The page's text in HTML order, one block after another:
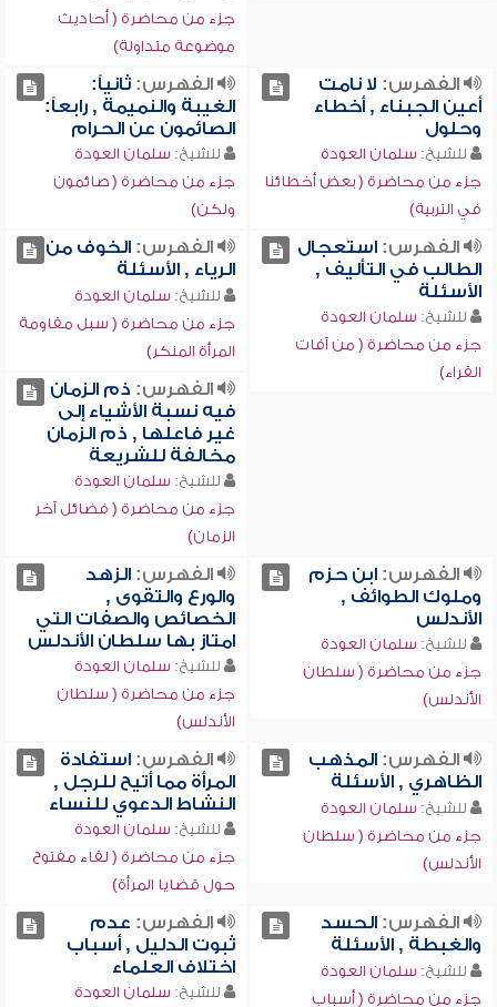
جزء من محاضرة ( أحاديث
موضوعة متداولة)
الفهرس: لا نامت
أعين الجبناء , أخطاء
وحلول
للشيخ: سلمان العودة
جزء من محاضرة ( بعض أخطائنا
في التربية)
الفهرس:ثانياً:
الغيبة والنميمة , رابعاً:
الصائمون عن الحرام
للشيخ: سلمان العودة
جزء من محاضرة ( صائمون
ولكن)
الفهرس:استعجال
الطالب في التأليف ,
الأسئلة
للشيخ: سلمان العودة
جزء من محاضرة ( من آفات
القراء)
الفهرس:الخوف من
الرياء , الأسئلة
للشيخ: سلمان العودة
جزء من محاضرة ( سبل مقاومة
المرأة المنكر)
الفهرس: ذم الزمان
فيه نسبة الأشياء إلى
غير فاعلها , ذم الزمان
مخالفة للشريعة
للشيخ: سلمان العودة
جزء من محاضرة ( فضائل آخر
الزمان)
الفهرس:ابن حزم
وملوك الطوائف ,
الأندلس
للشيخ: سلمان العودة
جزء من محاضرة ( سلطان
الأندلس)
الفهرس:الزهد
والورع والتقوى ,
الخصائص والصفات التي
امتاز بها سلطان الأندلس
للشيخ: سلمان العودة
جزء من محاضرة ( سلطان
الأندلس)
الفهرس:المذهب
الظاهري , الأسئلة
للشيخ: سلمان العودة
جزء من محاضرة ( سلطان
الأندلس)
الفهرس:استفادة
المرأة مما أتيح للرجل ,
النشاط الدعوي للنساء
للشيخ: سلمان العودة
جزء من محاضرة ( لقاء مفتوح
حول قضايا المرأة)
الفهرس:الحسد
والغبطة , الأسئلة
للشيخ: سلمان العودة
جزء من محاضرة ( أسباب
الفهرس: عدم
ثبوت الدليل , أسباب
اختلاف العلماء
للشيخ: سلمان العودة